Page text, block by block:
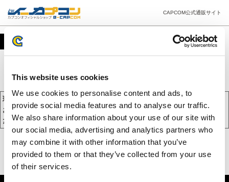
This website uses cookies
We use cookies to personalise content and ads, to
provide social media features and to analyse our traffic.
We also share information about your use of our site with
our social media, advertising and analytics partners who
may combine it with other information that you’ve
provided to them or that they’ve collected from your use
of their services.
CAPCOM公式通販サイト
カート
現在、カートには商品が入っておりません。
お買い物を続けるには下の 「お買い物を続ける」 をクリックしてく
ださい。